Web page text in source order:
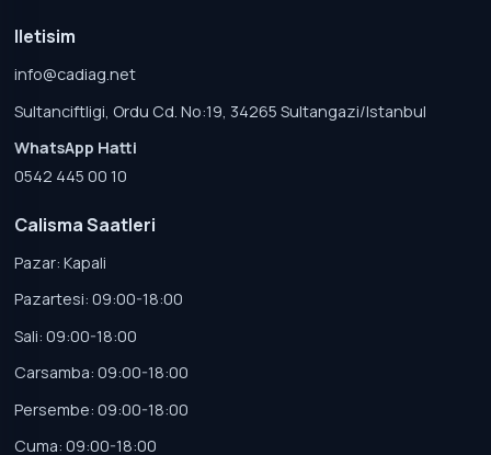
Iletisim
info@cadiag.net
Sultanciftligi, Ordu Cd. No:19, 34265 Sultangazi/Istanbul
WhatsApp Hatti
0542 445 00 10
Calisma Saatleri
Pazar: Kapali
Pazartesi: 09:00-18:00
Sali: 09:00-18:00
Carsamba: 09:00-18:00
Persembe: 09:00-18:00
Cuma: 09:00-18:00